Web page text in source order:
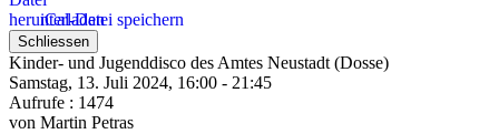
iCal-Datei speichern
Schliessen
Kinder- und Jugenddisco des Amtes Neustadt (Dosse)
Samstag, 13. Juli 2024, 16:00 - 21:45
Aufrufe : 1474
von Martin Petras